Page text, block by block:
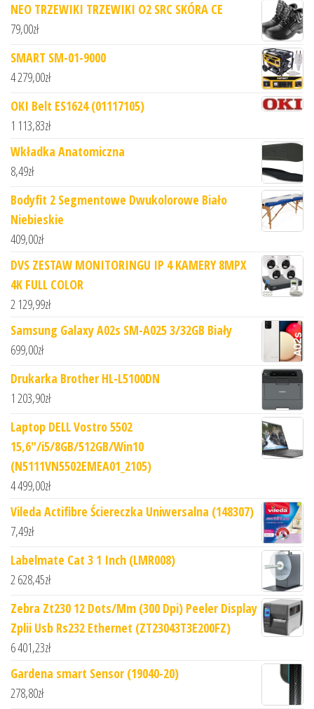
NEO TRZEWIKI TRZEWIKI O2 SRC SKÓRA CE
79,00zł
SMART SM-01-9000
4 279,00zł
OKI Belt ES1624 (01117105)
1 113,83zł
Wkładka Anatomiczna
8,49zł
Bodyfit 2 Segmentowe Dwukolorowe Biało
Niebieskie
409,00zł
DVS ZESTAW MONITORINGU IP 4 KAMERY 8MPX
4K FULL COLOR
2 129,99zł
Samsung Galaxy A02s SM-A025 3/32GB Biały
699,00zł
Drukarka Brother HL-L5100DN
1 203,90zł
Laptop DELL Vostro 5502
15,6"/i5/8GB/512GB/Win10
(N5111VN5502EMEA01_2105)
4 499,00zł
Vileda Actifibre Ściereczka Uniwersalna (148307)
7,49zł
Labelmate Cat 3 1 Inch (LMR008)
2 628,45zł
Zebra Zt230 12 Dots/Mm (300 Dpi) Peeler Display
Zplii Usb Rs232 Ethernet (ZT23043T3E200FZ)
6 401,23zł
Gardena smart Sensor (19040-20)
278,80zł